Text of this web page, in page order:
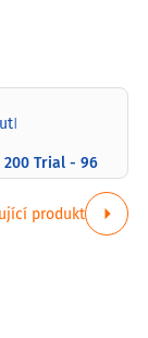
|
200 Trial - 96
produkt